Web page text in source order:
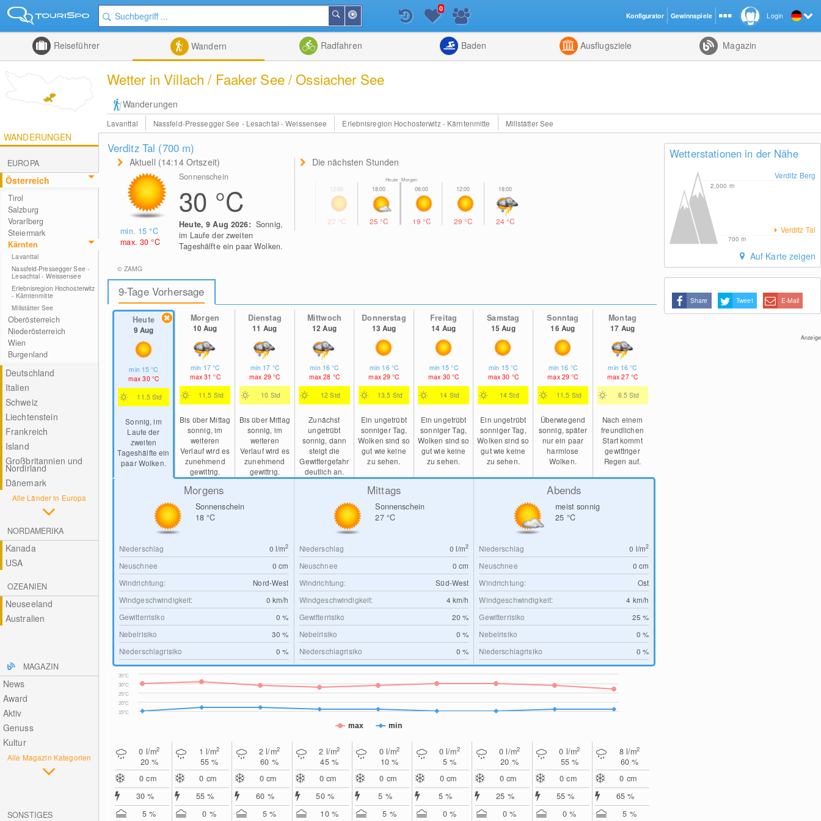
der
Suchen
Listenansicht
Kombiniert
0
Reiseführer Wandern Radfahren Baden Ausflugsziele Magazin
Wetter in Villach / Faaker See / Ossiacher See
Wanderungen
Lavanttal Nassfeld-Pressegger See - Lesachtal - Weissensee Erlebnisregion Hochosterwitz - Kärntenmitte Millstätter See
WANDERUNGEN
EUROPA
Österreich
Tirol
Salzburg
Vorarlberg
Steiermark
Kärnten
Lavanttal
Nassfeld-Pressegger See -
Lesachtal - Weissensee
Erlebnisregion Hochosterwitz
- Kärntenmitte
Millstätter See
Oberösterreich
Niederösterreich
Wien
Burgenland
Deutschland
Italien
Schweiz
Liechtenstein
Frankreich
Island
Großbritannien und
Nordirland
Dänemark
Alle Länder in Europa
NORDAMERIKA
Kanada
USA
OZEANIEN
Neuseeland
Australien
MAGAZIN
News
Award
Aktiv
Genuss
Kultur
Alle Magazin Kategorien
SONSTIGES
Verditz Tal (700 m)
Aktuell (14:14 Ortszeit)
min. 15°C
max. 30°C
Sonnenschein
30 °C
Heute, 9 Aug 2026: Sonnig,
im Laufe der zweiten
Tageshälfte ein paar Wolken.
© ZAMG
Die nächsten Stunden
27 °C 25°C
Heute Morgen
19°C 29°C 24°C
9-Tage Vorhersage
Heute
9 Aug
min 15°C
max30 °C
11.5 Std
Sonnig, im
Laufe der
zweiten
Tageshälfte ein
paar Wolken.
Morgen
10 Aug
min 17 °C
max31°C
11.5 Std
Bis über Mittag
sonnig, im
weiteren
Verlauf wird es
zunehmend
gewittrig.
Dienstag
11 Aug
min 17 °C
max 29°C
10 Std
Bis über Mittag
sonnig, im
weiteren
Verlauf wird es
zunehmend
gewittrig.
Mittwoch
12 Aug
min 16°C
max28 °C
12 Std
Zunächst
ungetrübt
sonnig, dann
steigt die
Gewittergefahr
deutlich an.
Donnerstag
13 Aug
min 16 °C
max 29°C
13.5 Std
Ein ungetrübt
sonniger Tag,
Wolken sind so
gut wie keine
zu sehen.
Freitag
14 Aug
min 15°C
max 30 °C
14 Std
Ein ungetrübt
sonniger Tag,
Wolken sind so
gut wie keine
zu sehen.
Samstag
15 Aug
min 15°C
max30 °C
14 Std
Ein ungetrübt
sonniger Tag,
Wolken sind so
gut wie keine
zu sehen.
Sonntag
16 Aug
min 16 °C
max 29°C
11.5 Std
Überwiegend
sonnig, später
nur ein paar
harmlose
Wolken.
Montag
17 Aug
min 16°C
max27 °C
6.5 Std
Nach einem
freundlichen
Start kommt
gewittriger
Regen auf.
Morgens
Sonnenschein
18°C
Niederschlag 0 l/m2
Neuschnee 0cm
Windrichtung:
Nord-West
Windgeschwindigkeit:
0 km/h
Gewitterrisiko
0 %
Nebelrisiko
30 %
Niederschlagrisiko
0 %
Mittags
Sonnenschein
27 °C
Niederschlag 0 l/m2
Neuschnee 0cm
Windrichtung:
Süd-West
Windgeschwindigkeit:
4 km/h
Gewitterrisiko
20 %
Nebelrisiko
0 %
Niederschlagrisiko
0 %
Abends
meist sonnig
25 °C
Niederschlag 0 l/m2
Neuschnee 0 cm
Windrichtung:
Ost
Windgeschwindigkeit:
4 km/h
Gewitterrisiko
25 %
Nebelrisiko
0 %
Niederschlagrisiko
0 %
max min
15°C
20°C
25°C
30°C
35°C
0 l/m2
20 %
0cm
30 %
5 %
1 l/m2
55 %
0 cm
55 %
0 %
2l/m2
60 %
0 cm
60 %
5 %
2 l/m2
45 %
0cm
50 %
10 %
0 l/m2
10 %
0 cm
5 %
5 %
0l/m2
5 %
0 cm
5 %
0 %
0l/m2
20 %
0cm
25 %
0 %
0 l/m2
55 %
0cm
55 %
0 %
8 l/m2
60 %
0 cm
65 %
5 %
Wetterstationen in der Nähe
Verditz Berg
2,000 m
Verditz Tal
700m
Auf Karte zeigen
Share Tweet E-Mail
Anzeige
Login
Konfigurator Gewinnspiele